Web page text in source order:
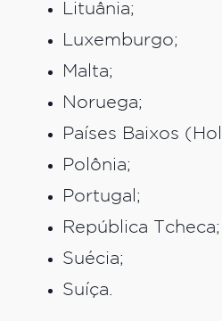
Lituânia;
Luxemburgo;
Malta;
Noruega;
Países Baixos
Polônia;
Portugal;
República Tcheca;
Suécia;
Suíça.